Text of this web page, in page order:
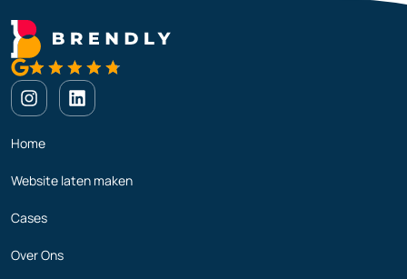
Home
Website laten maken
Cases
Over Ons